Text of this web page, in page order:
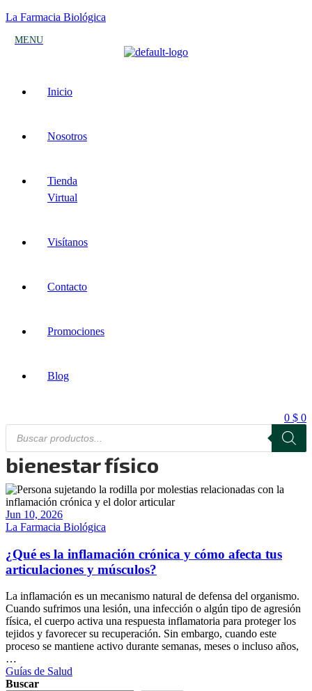
La Farmacia Biológica
MENU
Inicio
Nosotros
Tienda
Virtual
Visítanos
Contacto
Promociones
Blog
0 $ 0
Products
search
bienestar físico
Jun 10, 2026
La Farmacia Biológica
¿Qué es la inflamación crónica y cómo afecta tus
articulaciones y músculos?
La inflamación es un mecanismo natural de defensa del organismo.
Cuando sufrimos una lesión, una infección o algún tipo de agresión
física, el cuerpo activa una respuesta inflamatoria para proteger los
tejidos y favorecer su recuperación. Sin embargo, cuando este
proceso se mantiene activo durante semanas, meses o incluso años,
…
Categories
Guías de Salud
Buscar